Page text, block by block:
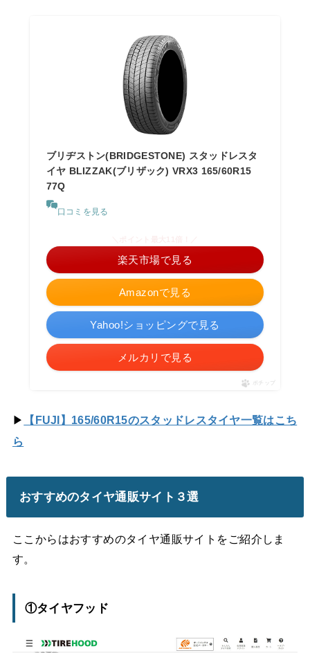
ブリヂストン(BRIDGESTONE) スタッドレスタ
イヤ BLIZZAK(ブリザック) VRX3 165/60R15
77Q
口コミを見る
Amazonで見る
楽天市場で見る
Yahoo!ショッピングで見る
メルカリで見る
ポチップ
▶
【FUJI】165/60R15のスタッドレスタイヤ一覧はこち
ら
おすすめのタイヤ通販サイト３選
ここからはおすすめのタイヤ通販サイトをご紹介しま
す。
①タイヤフッド